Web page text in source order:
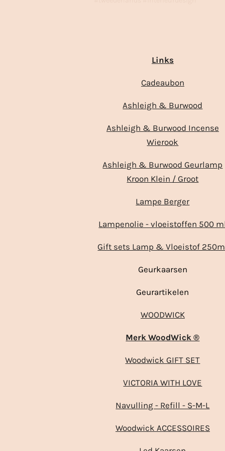
Links
Cadeaubon
Ashleigh & Burwood
Ashleigh & Burwood Incense
Wierook
Ashleigh & Burwood Geurlamp
Kroon Klein / Groot
Lampe Berger
Lampenolie - vloeistoffen 500
Gift sets Lamp & Vloeistof
Geurkaarsen
Geurartikelen
WOODWICK
Merk WoodWick ®
Woodwick GIFT SET
VICTORIA WITH LOVE
Navulling - Refill - S-M-L
Woodwick ACCESSOIRES